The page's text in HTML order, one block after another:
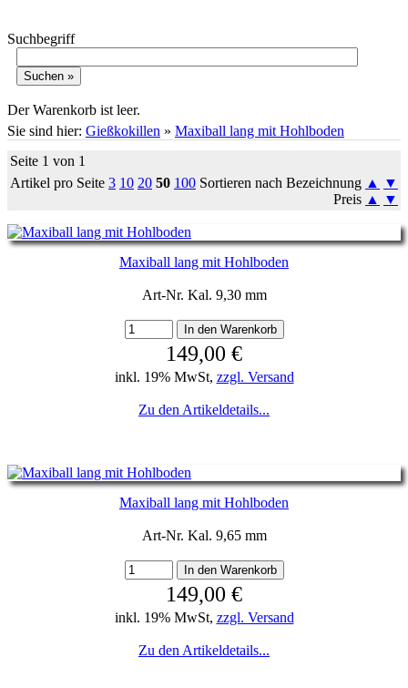
Suchbegriff
Der Warenkorb ist leer.
Sie sind hier: Gießkokillen » Maxiball lang mit Hohlboden
Seite 1 von 1
Artikel pro Seite 3 10 20 50 100 Sortieren nach Bezeichnung ▲
▼
Preis ▲ ▼
Maxiball lang mit Hohlboden
Art-Nr. Kal. 9,30 mm
149,00 €
inkl. 19% MwSt, zzgl. Versand
Zu den Artikeldetails...
Maxiball lang mit Hohlboden
Art-Nr. Kal. 9,65 mm
149,00 €
inkl. 19% MwSt, zzgl. Versand
Zu den Artikeldetails...